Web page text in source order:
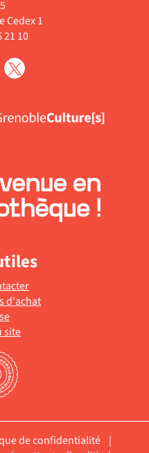
Cedex 1
21 10
d'achat
site
de confidentialité
|